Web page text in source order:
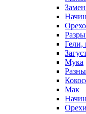
Гели,
Мука
Мак